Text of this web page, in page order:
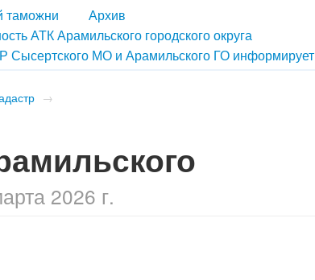
таможни
Архив
АТК Арамильского городского округа
МО и Арамильского ГО информирует
→
2026 г.